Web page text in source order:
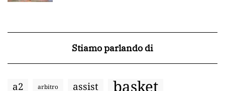
Stiamo parlando di
a2 arbitro assist basket